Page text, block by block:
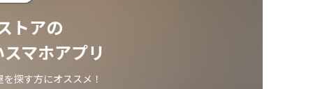
トアの
マホアプリ
探す方にオススメ！